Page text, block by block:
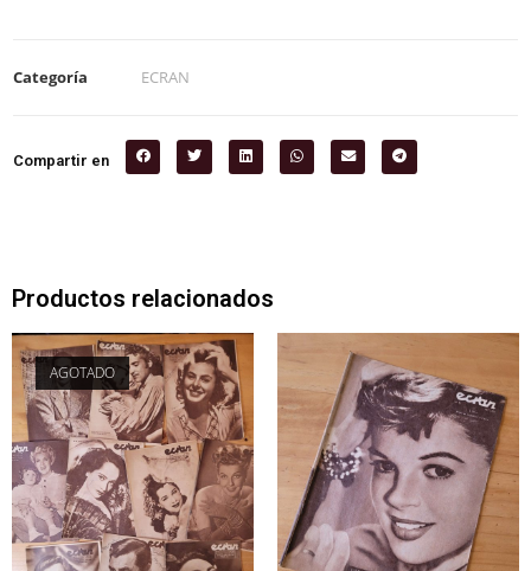
Categoría ECRAN
Compartir en
Productos relacionados
AGOTADO